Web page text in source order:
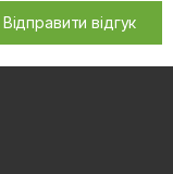
Відправити відгук